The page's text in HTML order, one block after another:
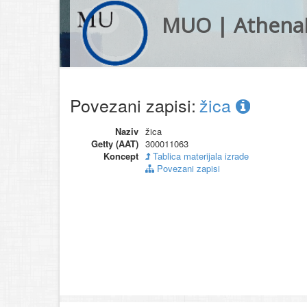
MUO |
Povezani zapisi:žica
Naziv žica
Getty (AAT) 300011063
Koncept
Tablica materijala izrade
Povezani zapisi